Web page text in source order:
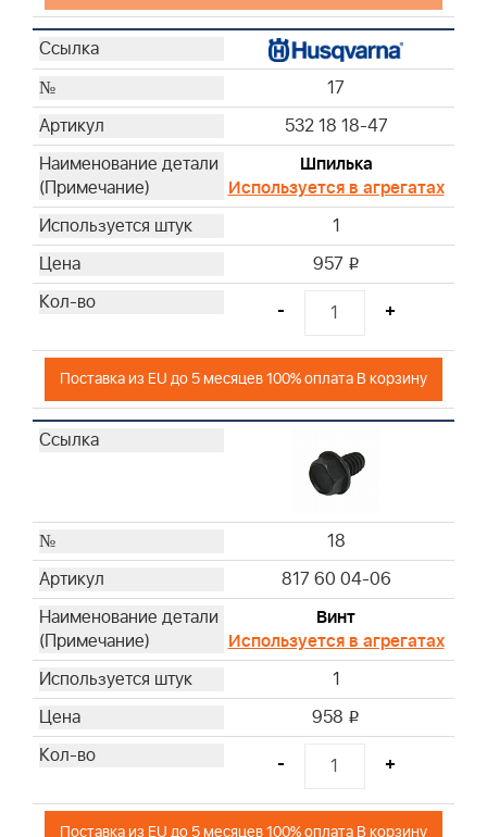
17
532 18 18-47
Шпилька
Используется в агрегатах
1
957 i
- +
Поставка из EU до 5 месяцев 100% оплата В корзину
18
817 60 04-06
Винт
Используется в агрегатах
1
958 i
- +
Поставка из EU до 5 месяцев 100% оплата В корзину